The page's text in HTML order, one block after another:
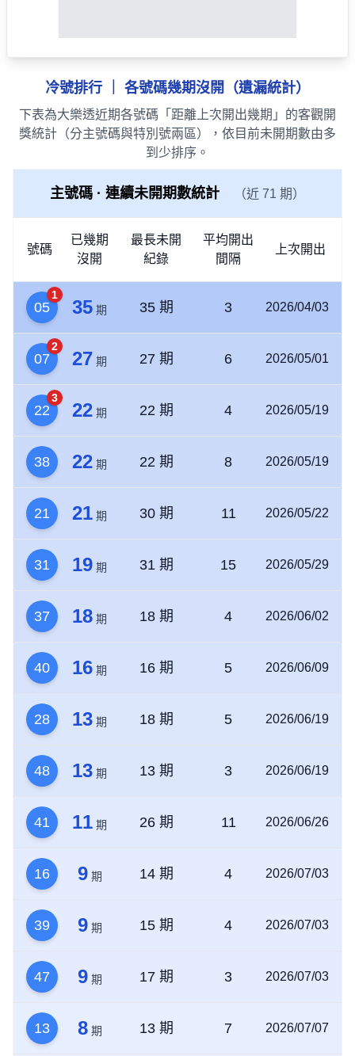
冷號排行 ｜ 各號碼幾期沒開（遺漏統計）
下表為大樂透近期各號碼「距離上次開出幾期」的客觀開
獎統計（分主號碼與特別號兩區），依目前未開期數由多
到少排序。
主號碼 · 連續未開期數統計 （近 71 期）
號碼
已幾期
沒開
最長未開
紀錄
平均開出
間隔
上次開出
05
1
35 期 35 期 3 2026/04/03
07
2
27 期 27 期 6 2026/05/01
22
3
22 期 22 期 4 2026/05/19
38 22 期 22 期 8 2026/05/19
21 21 期 30 期 11 2026/05/22
31 19 期 31 期 15 2026/05/29
37 18 期 18 期 4 2026/06/02
40 16 期 16 期 5 2026/06/09
28 13 期 18 期 5 2026/06/19
48 13 期 13 期 3 2026/06/19
41 11 期 26 期 11 2026/06/26
16 9 期 14 期 4 2026/07/03
39 9 期 15 期 4 2026/07/03
47 9 期 17 期 3 2026/07/03
13 8 期 13 期 7 2026/07/07